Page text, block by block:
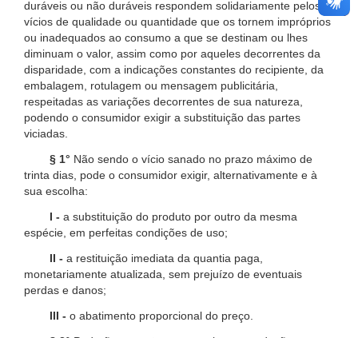
duráveis ou não duráveis respondem solidariamente pelos
vícios de qualidade ou quantidade que os tornem impróprios
ou inadequados ao consumo a que se destinam ou lhes
diminuam o valor, assim como por aqueles decorrentes da
disparidade, com a indicações constantes do recipiente, da
embalagem, rotulagem ou mensagem publicitária,
respeitadas as variações decorrentes de sua natureza,
podendo o consumidor exigir a substituição das partes
viciadas.
§ 1° Não sendo o vício sanado no prazo máximo de
trinta dias, pode o consumidor exigir, alternativamente e à
sua escolha:
I - a substituição do produto por outro da mesma
espécie, em perfeitas condições de uso;
II - a restituição imediata da quantia paga,
monetariamente atualizada, sem prejuízo de eventuais
perdas e danos;
III - o abatimento proporcional do preço.